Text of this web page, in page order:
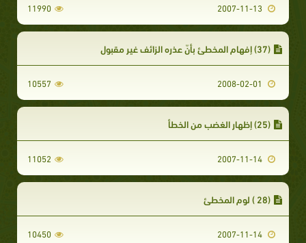
11990
(37) إفهام المخطئ بأنّ عذره الزائف غير مقبول
10557
(25) إظهار الغضب من الخطأ
11052
(28 ) لوم المخطئ
10450